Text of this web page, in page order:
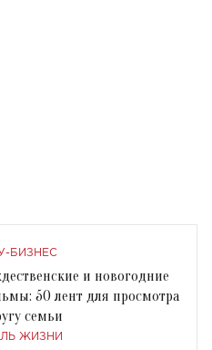
БИЗНЕС
и новогодние
50 лент для просмотра
семьи
ЖИЗНИ